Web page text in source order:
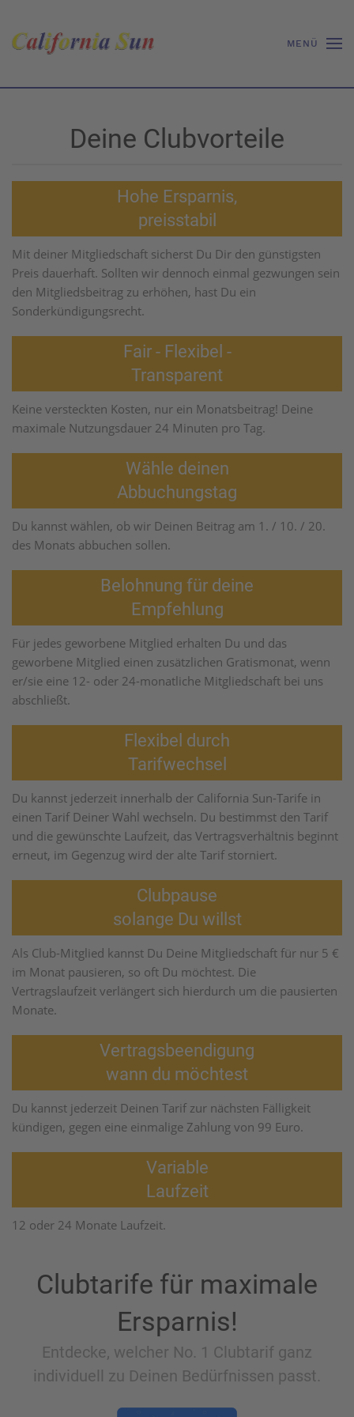
MENÜ
Deine Clubvorteile
Hohe Ersparnis,
preisstabil
Mit deiner Mitgliedschaft sicherst Du Dir den günstigsten
Preis dauerhaft. Sollten wir dennoch einmal gezwungen sein
den Mitgliedsbeitrag zu erhöhen, hast Du ein
Sonderkündigungsrecht.
Fair - Flexibel -
Transparent
Keine versteckten Kosten, nur ein Monatsbeitrag! Deine
maximale Nutzungsdauer 24 Minuten pro Tag.
Wähle deinen
Abbuchungstag
Du kannst wählen, ob wir Deinen Beitrag am 1. / 10. / 20.
des Monats abbuchen sollen.
Belohnung für deine
Empfehlung
Für jedes geworbene Mitglied erhalten Du und das
geworbene Mitglied einen zusätzlichen Gratismonat, wenn
er/sie eine 12- oder 24-monatliche Mitgliedschaft bei uns
abschließt.
Flexibel durch
Tarifwechsel
Du kannst jederzeit innerhalb der California Sun-Tarife in
einen Tarif Deiner Wahl wechseln. Du bestimmst den Tarif
und die gewünschte Laufzeit, das Vertragsverhältnis beginnt
erneut, im Gegenzug wird der alte Tarif storniert.
Clubpause
solange Du willst
Als Club-Mitglied kannst Du Deine Mitgliedschaft für nur 5 €
im Monat pausieren, so oft Du möchtest. Die
Vertragslaufzeit verlängert sich hierdurch um die pausierten
Monate.
Vertragsbeendigung
wann du möchtest
Du kannst jederzeit Deinen Tarif zur nächsten Fälligkeit
kündigen, gegen eine einmalige Zahlung von 99 Euro.
Variable
Laufzeit
12 oder 24 Monate Laufzeit.
Clubtarife für maximale
Ersparnis!
Entdecke, welcher No. 1 Clubtarif ganz
individuell zu Deinen Bedürfnissen passt.